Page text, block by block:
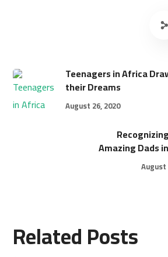
Teenagers in Africa
their Dreams
August 26, 2020
Amazing Dads
August
Related Posts